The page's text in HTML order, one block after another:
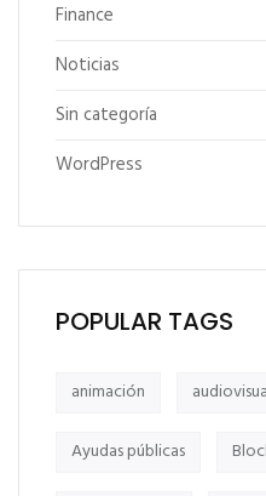
Finance
Noticias
Sin categoría
WordPress
POPULAR TAGS
animación
Ayudas públicas